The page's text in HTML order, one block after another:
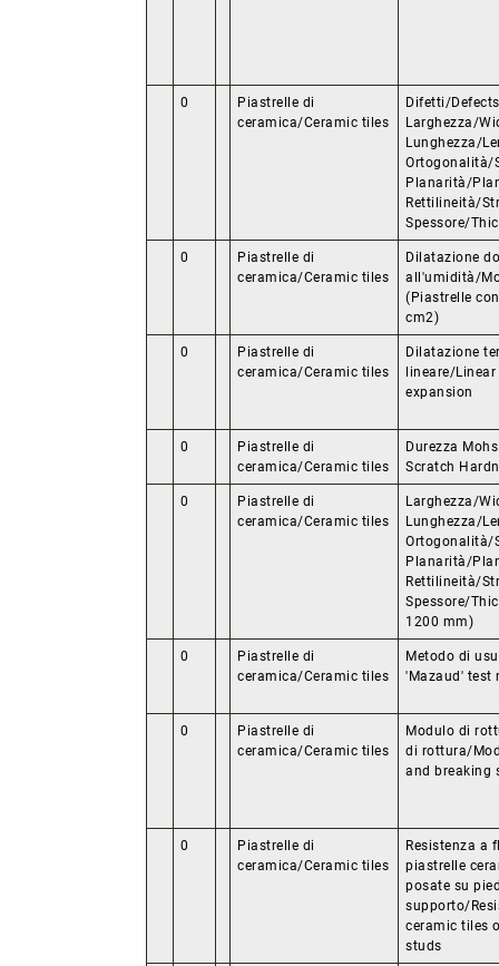
0
Piastrelle di
ceramica/Ceramic tiles
Difetti/
Larghezza/
Lunghezza/
Ortogonalità/
Planarità/
Rettilineità/
Spessore/
0
Piastrelle di
ceramica/Ceramic tiles
Dilatazione
all'umidità/
(Piastrelle
cm2)
0
Piastrelle di
ceramica/Ceramic tiles
Dilatazione
lineare/
expansion
0
Piastrelle di
ceramica/Ceramic tiles
Durezza
Scratch
0
Piastrelle di
ceramica/Ceramic tiles
Larghezza/
Lunghezza/
Ortogonalità/
Planarità/
Rettilineità/
Spessore/
1200 mm)
0
Piastrelle di
ceramica/Ceramic tiles
Metodo di
'Mazaud' test
0
Piastrelle di
ceramica/Ceramic tiles
Modulo di
di rottura/
and breaking
0
Piastrelle di
ceramica/Ceramic tiles
Resistenza a
piastrelle
posate su
supporto/
ceramic tiles
studs